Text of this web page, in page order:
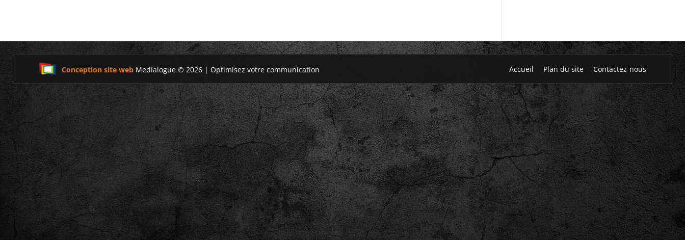
Conception site web Medialogue © 2026 | Optimisez votre communication Accueil Plan du site Contactez-nous